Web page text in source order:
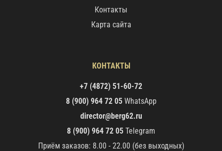
Контакты
Карта сайта
КОНТАКТЫ
+7 (4872) 51-60-72
8 (900) 964 72 05WhatsApp
director@berg62.ru
8 (900) 964 72 05 Telegram
Приём заказов: 8.00 - 22.00 (без выходных)